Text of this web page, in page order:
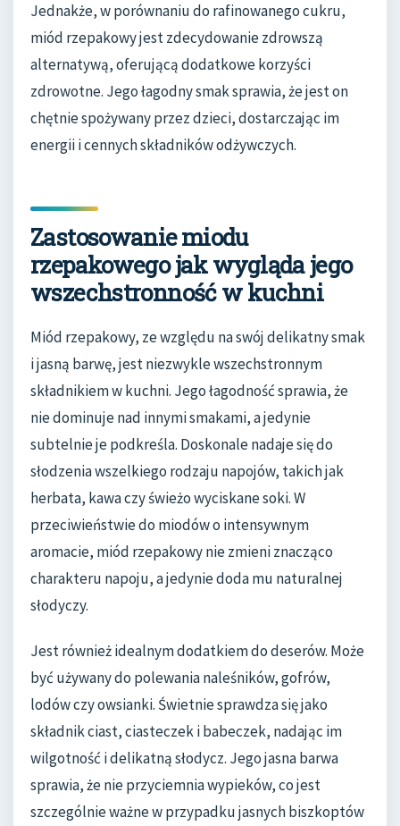
Jednakże, w porównaniu do rafinowanego cukru,
miód rzepakowy jest zdecydowanie zdrowszą
alternatywą, oferującą dodatkowe korzyści
zdrowotne. Jego łagodny smak sprawia, że jest on
chętnie spożywany przez dzieci, dostarczając im
energii i cennych składników odżywczych.
Zastosowanie miodu
rzepakowego jak wygląda jego
wszechstronność w kuchni
Miód rzepakowy, ze względu na swój delikatny smak
i jasną barwę, jest niezwykle wszechstronnym
składnikiem w kuchni. Jego łagodność sprawia, że
nie dominuje nad innymi smakami, a jedynie
subtelnie je podkreśla. Doskonale nadaje się do
słodzenia wszelkiego rodzaju napojów, takich jak
herbata, kawa czy świeżo wyciskane soki. W
przeciwieństwie do miodów o intensywnym
aromacie, miód rzepakowy nie zmieni znacząco
charakteru napoju, a jedynie doda mu naturalnej
słodyczy.
Jest również idealnym dodatkiem do deserów. Może
być używany do polewania naleśników, gofrów,
lodów czy owsianki. Świetnie sprawdza się jako
składnik ciast, ciasteczek i babeczek, nadając im
wilgotność i delikatną słodycz. Jego jasna barwa
sprawia, że nie przyciemnia wypieków, co jest
szczególnie ważne w przypadku jasnych biszkoptów